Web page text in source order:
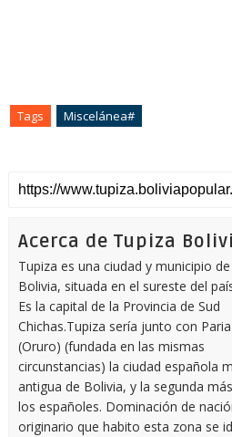
Tags
Miscelánea#
Acerca de Tupiza
Tupiza es una ciudad y municipio de
Bolivia, situada en el sureste del
Es la capital de la Provincia de Sud
Chichas.Tupiza sería junto con Paria
(Oruro) (fundada en las mismas
circunstancias) la ciudad española
antigua de Bolivia, y la segunda
los españoles. Dominación de
originario que habito esta zona se